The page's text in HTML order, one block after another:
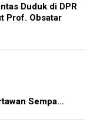
Duduk di DPR
Prof. Obsatar
Sempa…